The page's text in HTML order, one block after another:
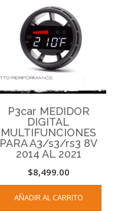
P3car MEDIDOR
DIGITAL
MULTIFUNCIONES
PARA A3/s3/rs3 8V
2014 AL 2021
$8,499.00
AÑADIR AL CARRITO